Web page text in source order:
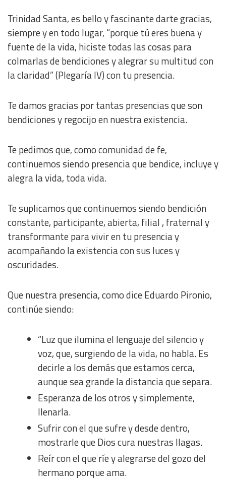
Trinidad Santa, es bello y fascinante darte gracias,
siempre y en todo lugar, “porque tú eres buena y
fuente de la vida, hiciste todas las cosas para
colmarlas de bendiciones y alegrar su multitud con
la claridad” (Plegaría IV) con tu presencia.
Te damos gracias por tantas presencias que son
bendiciones y regocijo en nuestra existencia.
Te pedimos que, como comunidad de fe,
continuemos siendo presencia que bendice, incluye y
alegra la vida, toda vida.
Te suplicamos que continuemos siendo bendición
constante, participante, abierta, filial , fraternal y
transformante para vivir en tu presencia y
acompañando la existencia con sus luces y
oscuridades.
Que nuestra presencia, como dice Eduardo Pironio,
continúe siendo:
“Luz que ilumina el lenguaje del silencio y
voz, que, surgiendo de la vida, no habla. Es
decirle a los demás que estamos cerca,
aunque sea grande la distancia que separa.
Esperanza de los otros y simplemente,
llenarla.
Sufrir con el que sufre y desde dentro,
mostrarle que Dios cura nuestras llagas.
Reír con el que ríe y alegrarse del gozo del
hermano porque ama.